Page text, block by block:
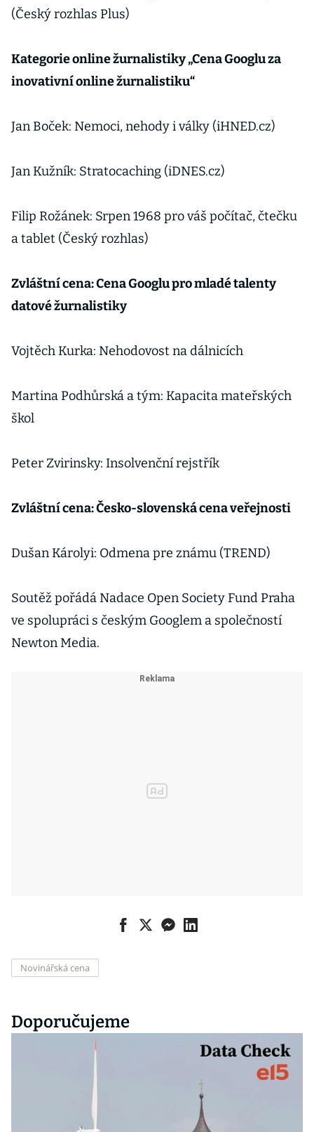
(Český rozhlas Plus)
Kategorie online žurnalistiky „Cena Googlu za
inovativní online žurnalistiku“
Jan Boček: Nemoci, nehody i války (iHNED.cz)
Jan Kužník: Stratocaching (iDNES.cz)
Filip Rožánek: Srpen 1968 pro váš počítač, čtečku
a tablet (Český rozhlas)
Zvláštní cena: Cena Googlu pro mladé talenty
datové žurnalistiky
Vojtěch Kurka: Nehodovost na dálnicích
Martina Podhůrská a tým: Kapacita mateřských
škol
Peter Zvirinsky: Insolvenční rejstřík
Zvláštní cena: Česko-slovenská cena veřejnosti
Dušan Károlyi: Odmena pre známu (TREND)
Soutěž pořádá Nadace Open Society Fund Praha
ve spolupráci s českým Googlem a společností
Newton Media.
Novinářská cena
Doporučujeme